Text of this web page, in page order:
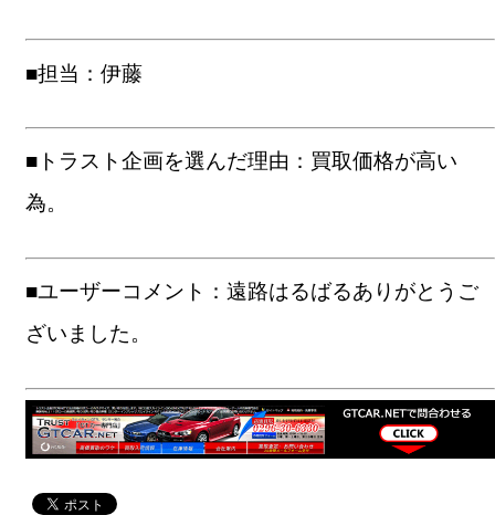
■担当：伊藤
■トラスト企画を選んだ理由：買取価格が高い
為。
■ユーザーコメント：遠路はるばるありがとうご
ざいました。